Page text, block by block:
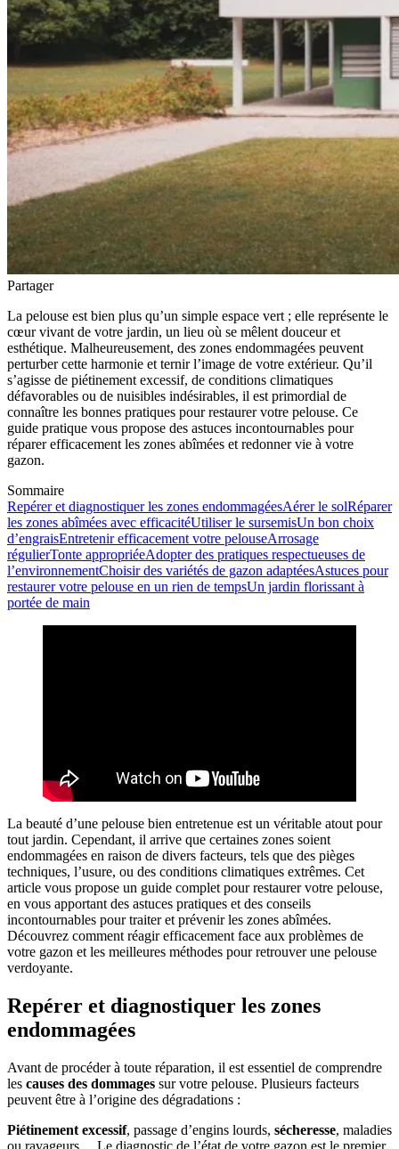
Partager
La pelouse est bien plus qu’un simple espace vert ; elle représente le
cœur vivant de votre jardin, un lieu où se mêlent douceur et
esthétique. Malheureusement, des zones endommagées peuvent
perturber cette harmonie et ternir l’image de votre extérieur. Qu’il
s’agisse de piétinement excessif, de conditions climatiques
défavorables ou de nuisibles indésirables, il est primordial de
connaître les bonnes pratiques pour restaurer votre pelouse. Ce
guide pratique vous propose des astuces incontournables pour
réparer efficacement les zones abîmées et redonner vie à votre
gazon.
Sommaire
Repérer et diagnostiquer les zones endommagéesAérer le solRéparer
les zones abîmées avec efficacitéUtiliser le sursemisUn bon choix
d’engraisEntretenir efficacement votre pelouseArrosage
régulierTonte appropriéeAdopter des pratiques respectueuses de
l’environnementChoisir des variétés de gazon adaptéesAstuces pour
restaurer votre pelouse en un rien de tempsUn jardin florissant à
portée de main
La beauté d’une pelouse bien entretenue est un véritable atout pour
tout jardin. Cependant, il arrive que certaines zones soient
endommagées en raison de divers facteurs, tels que des pièges
techniques, l’usure, ou des conditions climatiques extrêmes. Cet
article vous propose un guide complet pour restaurer votre pelouse,
en vous apportant des astuces pratiques et des conseils
incontournables pour traiter et prévenir les zones abîmées.
Découvrez comment réagir efficacement face aux problèmes de
votre gazon et les meilleures méthodes pour retrouver une pelouse
verdoyante.
Repérer et diagnostiquer les zones
endommagées
Avant de procéder à toute réparation, il est essentiel de comprendre
les causes des dommages sur votre pelouse. Plusieurs facteurs
peuvent être à l’origine des dégradations :
Piétinement excessif, passage d’engins lourds, sécheresse, maladies
ou ravageurs… Le diagnostic de l’état de votre gazon est le premier